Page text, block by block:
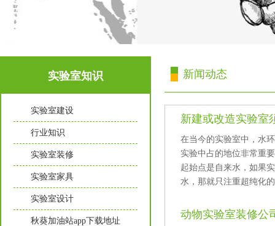
实验室知识
实验室建设
行业知识
实验室装修
实验室家具
实验室设计
秋葵加油站app下载地址
新闻动态
新建或改造实验室须
在当今的实验室中，
实验中占的地位非常重要
起始点是自来水，如果
水，那就只注重超纯化
动物实验室装修公司